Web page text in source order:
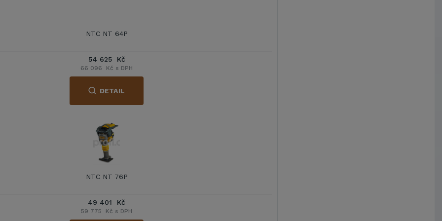
NTC NT 64P
54 625 Kč
66 096 Kč s DPH
DETAIL
NTC NT 76P
49 401 Kč
59 775 Kč s DPH